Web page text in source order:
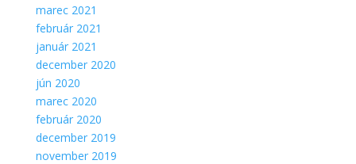
marec 2021
február 2021
január 2021
december 2020
jún 2020
marec 2020
február 2020
december 2019
november 2019
Štatistiky
Aby sme
mohli
zlepšiť
funkčnosť
štruktúru
webovej
stránky na